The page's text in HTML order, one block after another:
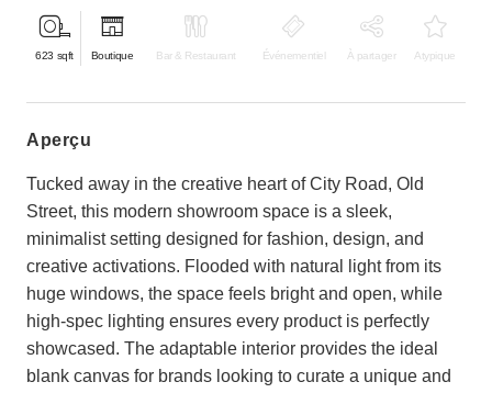
623 sqft Boutique Bar & Restaurant Événementiel À partager Atypique
aperçu
Tucked away in the creative heart of City Road, Old
Street, this modern showroom space is a sleek,
minimalist setting designed for fashion, design, and
creative activations. Flooded with natural light from its
huge windows, the space feels bright and open, while
high-spec lighting ensures every product is perfectly
showcased. The adaptable interior provides the ideal
blank canvas for brands looking to curate a unique and